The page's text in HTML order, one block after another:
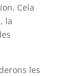
Cela
la
les